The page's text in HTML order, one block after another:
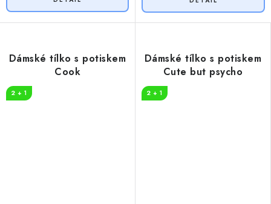
Dámské tílko s potiskem
Cook
2 + 1
Dámské tílko s potiskem
Cute but psycho
2 + 1